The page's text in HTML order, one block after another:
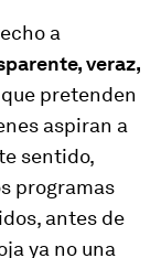
a
veraz,
pretenden
aspiran a
sentido,
programas
antes de
ya no una